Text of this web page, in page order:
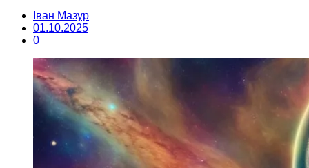
Іван Мазур
01.10.2025
0